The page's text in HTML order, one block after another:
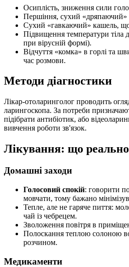
Осиплість, зниження сили
Першіння, сухий «дряпаючий»
Сухий «гавкаючий» кашель,
Підвищення температури тіла
при вірусній формі).
Відчуття «комка» в горлі та
час розмови.
Методи діагностики
Лікар-отоларинголог проводить
ларингоскопа. За потреби
підібрати антибіотик, або
вивчення роботи зв'язок.
Лікування: що
Домашні заходи
Голосовий спокій: говорити
мовчати, тому бажано
Тепле, але не гаряче пиття:
чай із чебрецем.
Зволоження повітря в
Полоскання теплою солоною
розчином.
Медикаменти